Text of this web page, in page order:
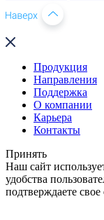
Продукция
Направления
Поддержка
О компании
Карьера
Контакты
Принять
Наш сайт
удобства
подтверждаете